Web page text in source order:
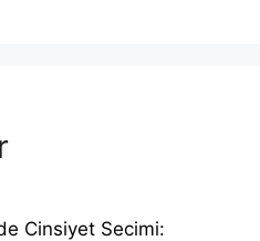
Cinsiyet Secimi: